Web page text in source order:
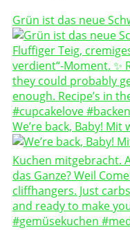
Grün ist das neue
We’re back, Baby! Mit